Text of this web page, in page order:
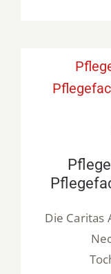
Die Caritas